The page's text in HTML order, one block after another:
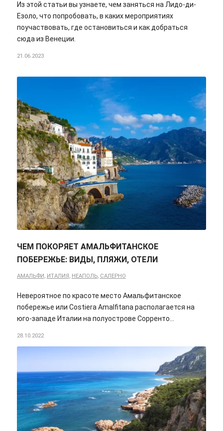
Из этой статьи вы узнаете, чем заняться на Лидо-ди-
Езоло, что попробовать, в каких мероприятиях
поучаствовать, где остановиться и как добраться
сюда из Венеции.
21.06.2023
ЧЕМ ПОКОРЯЕТ АМАЛЬФИТАНСКОЕ
ПОБЕРЕЖЬЕ: ВИДЫ, ПЛЯЖИ, ОТЕЛИ
АМАЛЬФИ , ИТАЛИЯ , НЕАПОЛЬ, САЛЕРНО
Невероятное по красоте место Амальфитанское
побережье или Costiera Amalfitana располагается на
юго-западе Италии на полуострове Сорренто…
28.10.2022